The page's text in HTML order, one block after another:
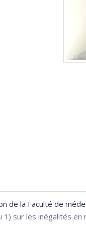
la Faculté de
1) sur les inégalités